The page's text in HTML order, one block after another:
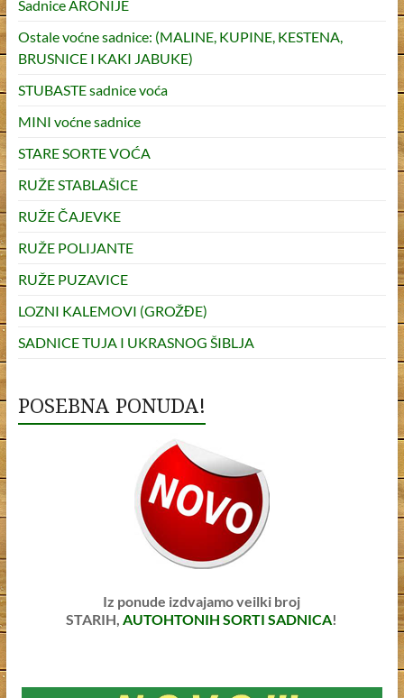
Sadnice ARONIJE
Ostale voćne sadnice: (MALINE, KUPINE, KESTENA,
BRUSNICE I KAKI JABUKE)
STUBASTE sadnice voća
MINI voćne sadnice
STARE SORTE VOĆA
RUŽE STABLAŠICE
RUŽE ČAJEVKE
RUŽE POLIJANTE
RUŽE PUZAVICE
LOZNI KALEMOVI (GROŽĐE)
SADNICE TUJA I UKRASNOG ŠIBLJA
POSEBNA PONUDA!
Iz ponude izdvajamo veilki broj
STARIH, AUTOHTONIH SORTI SADNICA!